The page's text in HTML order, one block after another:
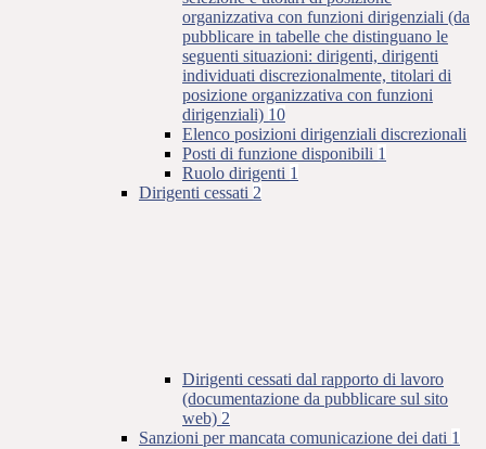
organizzativa con funzioni dirigenziali (da
pubblicare in tabelle che distinguano le
seguenti situazioni: dirigenti, dirigenti
individuati discrezionalmente, titolari di
posizione organizzativa con funzioni
dirigenziali) 10
Elenco posizioni dirigenziali discrezionali
Posti di funzione disponibili 1
Ruolo dirigenti 1
Dirigenti cessati 2
Dirigenti cessati dal rapporto di lavoro
(documentazione da pubblicare sul sito
web) 2
Sanzioni per mancata comunicazione dei dati 1